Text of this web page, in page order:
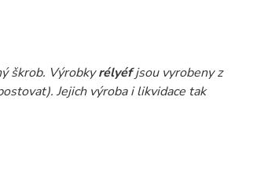
škrob. Výrobkyrélyéf jsou vyrobeny z
Jejich výroba i likvidace tak